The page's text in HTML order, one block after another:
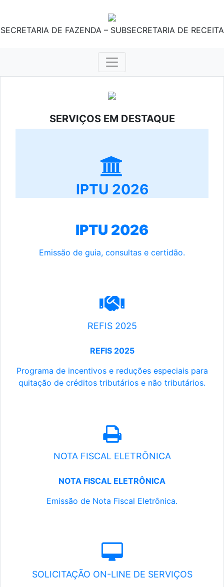
SECRETARIA DE FAZENDA – SUBSECRETARIA DE RECEITA
SERVIÇOS EM DESTAQUE
IPTU 2026
IPTU 2026
Emissão de guia, consultas e certidão.
REFIS 2025
REFIS 2025
Programa de incentivos e reduções especiais para
quitação de créditos tributários e não tributários.
NOTA FISCAL ELETRÔNICA
NOTA FISCAL ELETRÔNICA
Emissão de Nota Fiscal Eletrônica.
SOLICITAÇÃO ON-LINE DE SERVIÇOS